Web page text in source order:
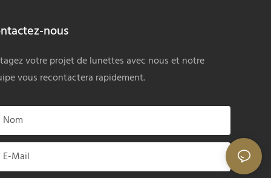
nous
votre projet de lunettes avec nous et notre
vous recontactera rapidement.
Nom
E-Mail